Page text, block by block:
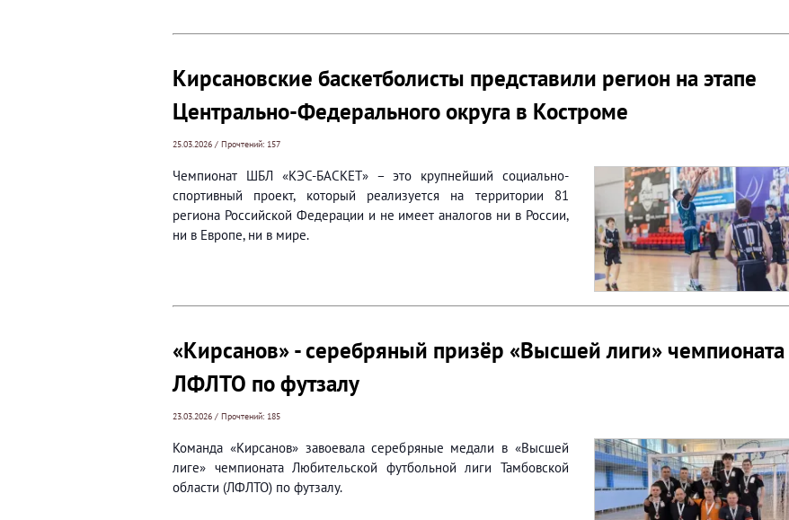
Кирсановские баскетболисты представили регион на этапе
Центрально-Федерального округа в Костроме
25.03.2026 / Прочтений: 157
Чемпионат ШБЛ «КЭС-БАСКЕТ» – это крупнейший социально-
спортивный проект, который реализуется на территории 81
региона Российской Федерации и не имеет аналогов ни в России,
ни в Европе, ни в мире.
«Кирсанов» - серебряный призёр «Высшей лиги» чемпионата
ЛФЛТО по футзалу
23.03.2026 / Прочтений: 185
Команда «Кирсанов» завоевала серебряные медали в «Высшей
лиге» чемпионата Любительской футбольной лиги Тамбовской
области (ЛФЛТО) по футзалу.